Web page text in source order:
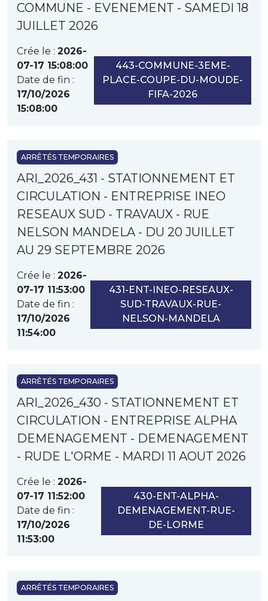
COMMUNE - EVENEMENT - SAMEDI 18
JUILLET 2026
Crée le : 2026-
07-17 15:08:00
Date de fin :
17/10/2026
15:08:00
443-COMMUNE-3EME-
PLACE-COUPE-DU-MOUDE-
FIFA-2026
ARRÊTÉS TEMPORAIRES
ARI_2026_431 - STATIONNEMENT ET
CIRCULATION - ENTREPRISE INEO
RESEAUX SUD - TRAVAUX - RUE
NELSON MANDELA - DU 20 JUILLET
AU 29 SEPTEMBRE 2026
Crée le : 2026-
07-17 11:53:00
Date de fin :
17/10/2026
11:54:00
431-ENT-INEO-RESEAUX-
SUD-TRAVAUX-RUE-
NELSON-MANDELA
ARRÊTÉS TEMPORAIRES
ARI_2026_430 - STATIONNEMENT ET
CIRCULATION - ENTREPRISE ALPHA
DEMENAGEMENT - DEMENAGEMENT
- RUDE L'ORME - MARDI 11 AOUT 2026
Crée le : 2026-
07-17 11:52:00
Date de fin :
17/10/2026
11:53:00
430-ENT-ALPHA-
DEMENAGEMENT-RUE-
DE-LORME
ARRÊTÉS TEMPORAIRES